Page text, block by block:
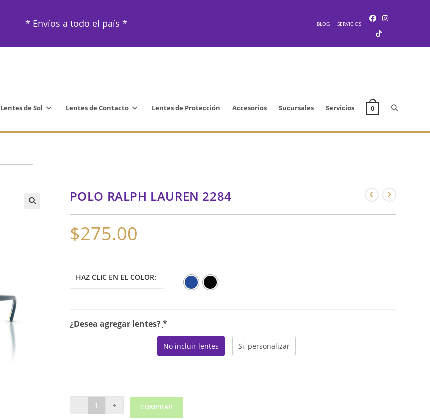
* Envíos a todo el país * BLOG SERVICIOS
Lentes de Sol Lentes de Contacto Lentes de Protección Accesorios Sucursales Servicios 0 Alternar
la
POLO RALPH LAUREN 2284
$275.00
HAZ CLIC EN EL COLOR:
¿Desea agregar lentes?*
No incluir lentes Si, personalizar
RALPH
- + COMPRAR